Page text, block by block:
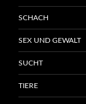
SCHACH
SEX UND GEWALT
SUCHT
TIERE